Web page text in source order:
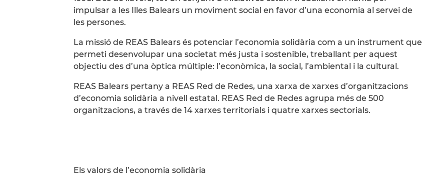
impulsar a les Illes Balears un moviment social en favor d’una economia al servei de
les persones.
La missió de REAS Balears és potenciar l’economia solidària com a un instrument que
permeti desenvolupar una societat més justa i sostenible, treballant per aquest
objectiu des d’una òptica múltiple: l’econòmica, la social, l’ambiental i la cultural.
REAS Balears pertany a REAS Red de Redes, una xarxa de xarxes d’organitzacions
d’economia solidària a nivell estatal. REAS Red de Redes agrupa més de 500
organitzacions, a través de 14 xarxes territorials i quatre xarxes sectorials.
Els valors de l’economia solidària